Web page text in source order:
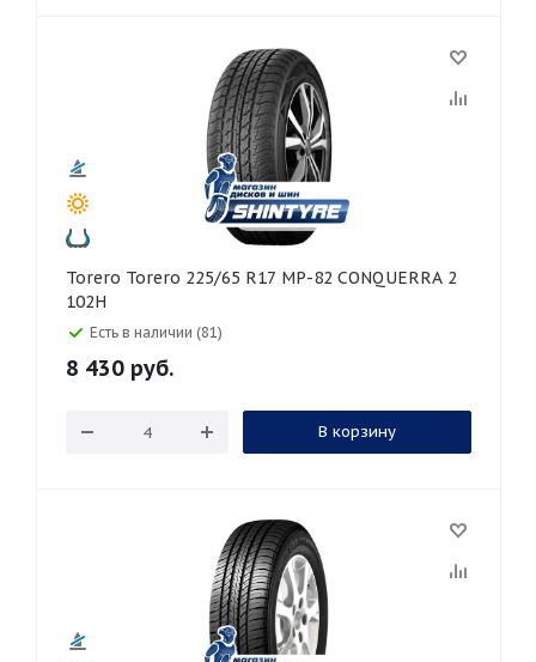
Torero Torero 225/65 R17 MP-82 CONQUERRA 2
102H
Есть в наличии (81)
8 430 руб.
В корзину